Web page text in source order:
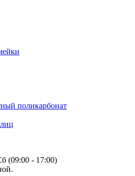
поликарбонат
(09:00 - 17:00)